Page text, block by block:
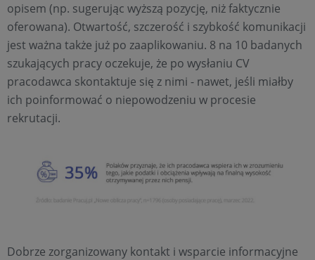
opisem (np. sugerując wyższą pozycję, niż faktycznie
oferowana). Otwartość, szczerość i szybkość komunikacji
jest ważna także już po zaaplikowaniu. 8 na 10 badanych
szukających pracy oczekuje, że po wysłaniu CV
pracodawca skontaktuje się z nimi - nawet, jeśli miałby
ich poinformować o niepowodzeniu w procesie
rekrutacji.
Dobrze zorganizowany kontakt i wsparcie informacyjne